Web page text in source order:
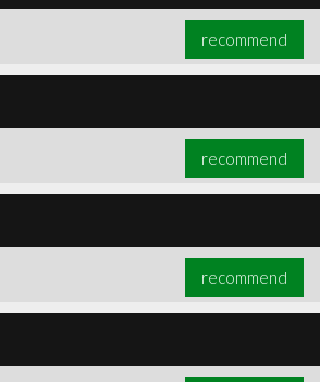
recommend
recommend
recommend